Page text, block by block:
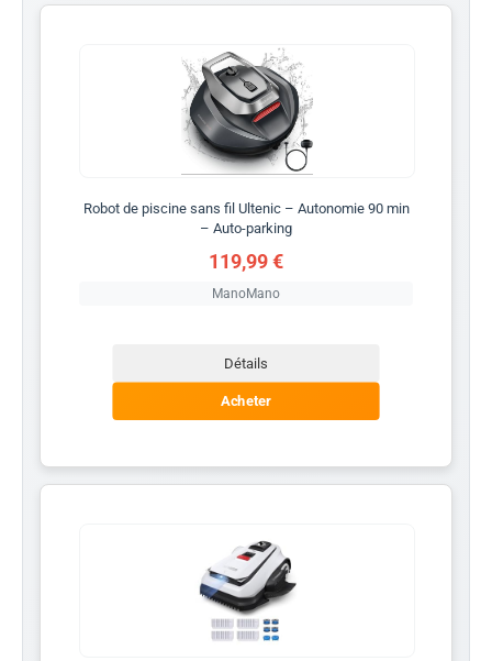
Robot de piscine sans fil Ultenic – Autonomie 90 min
– Auto-parking
119,99 €
ManoMano
Détails
Acheter